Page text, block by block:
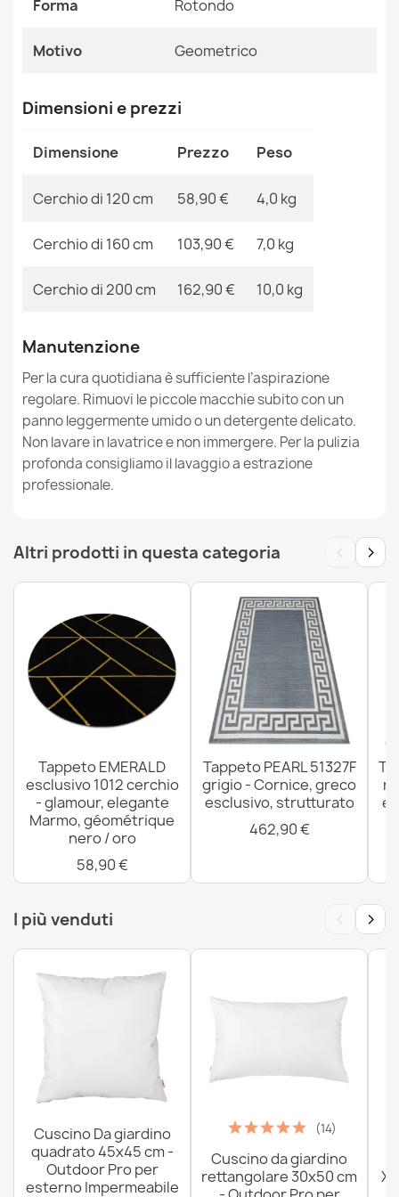
Tappeto EMERALD esclusivo 1012 cerchio - glamour,
elegante Marmo, géométrique verde bottiglia / oro
Tappeto EMERALD esclusivo cerchio - glamour, elegante
58,90 €
Tappeto EMERALD esclusivo cerchio - glamour, elegante
géométrique crema / oro
58,90 €
Tappeto EMERALD esclusivo cerchio - glamour, elegante
géométrique verde bottiglia / oro
58,90 €
Tappeto EMERALD esclusivo cerchio - glamour, elegante
58,90 €
Ean13 2000000102634
MPN Kabis_16698
Forma Rotondo
Motivo Geometrico
Dimensioni e prezzi
Dimensione Prezzo Peso
Cerchio di 120 cm 58,90 € 4,0 kg
Cerchio di 160 cm 103,90 € 7,0 kg
Cerchio di 200 cm 162,90 € 10,0 kg
Manutenzione
Per la cura quotidiana è sufficiente l’aspirazione
regolare. Rimuovi le piccole macchie subito con un
panno leggermente umido o un detergente delicato.
Non lavare in lavatrice e non immergere. Per la pulizia
profonda consigliamo il lavaggio a estrazione
professionale.
Altri prodotti in questa categoria ‹ ›
Tappeto EMERALD
esclusivo 1012 cerchio
- glamour, elegante
Marmo, géométrique
nero / oro
58,90 €
Tappeto PEARL 51327F
grigio - Cornice, greco
esclusivo, strutturato
462,90 €
I più venduti ‹ ›
Cuscino Da giardino
quadrato 45x45 cm -
Outdoor Pro per
esterno Impermeabile
(14)
Cuscino da giardino
rettangolare 30x50 cm